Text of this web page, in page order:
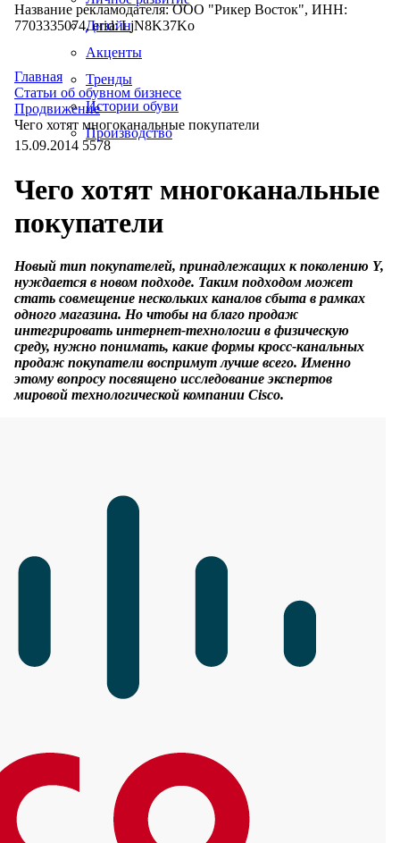
Дизайн
Акценты
Тренды
Истории обуви
Производство
Название рекламодателя: ООО "Рикер Восток", ИНН:
7703335074, erid: LjN8K37Ko
Главная
Статьи об обувном бизнесе
Продвижение
Чего хотят многоканальные покупатели
15.09.2014 5578
Чего хотят многоканальные
покупатели
Новый тип покупателей, принадлежащих к поколению Y,
нуждается в новом подходе. Таким подходом может
стать совмещение нескольких каналов сбыта в рамках
одного магазина. Но чтобы на благо продаж
интегрировать интернет-технологии в физическую
среду, нужно понимать, какие формы кросс-канальных
продаж покупатели воспримут лучше всего. Именно
этому вопросу посвящено исследование экспертов
мировой технологической компании Cisco.